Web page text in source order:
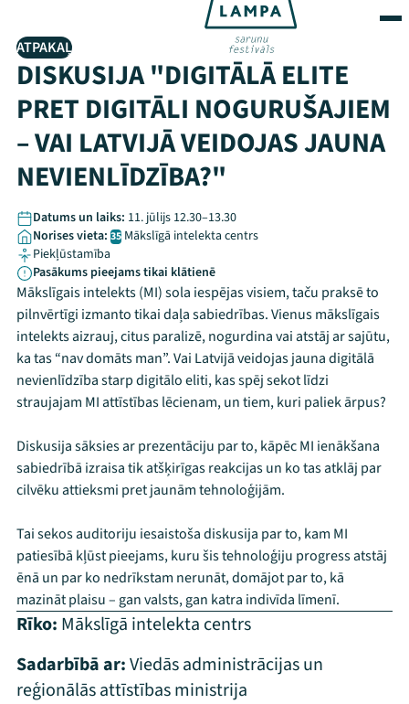
ATPAKAĻ
DISKUSIJA "DIGITĀLĀ ELITE
PRET DIGITĀLI NOGURUŠAJIEM
– VAI LATVIJĀ VEIDOJAS JAUNA
NEVIENLĪDZĪBA?"
Datums un laiks: 11. jūlijs 12.30–13.30
Norises vieta: 35 Mākslīgā intelekta centrs
Piekļūstamība
Pasākums pieejams tikai klātienē
Mākslīgais intelekts (MI) sola iespējas visiem, taču praksē to
pilnvērtīgi izmanto tikai daļa sabiedrības. Vienus mākslīgais
intelekts aizrauj, citus paralizē, nogurdina vai atstāj ar sajūtu,
ka tas “nav domāts man”. Vai Latvijā veidojas jauna digitālā
nevienlīdzība starp digitālo eliti, kas spēj sekot līdzi
straujajam MI attīstības lēcienam, un tiem, kuri paliek ārpus?
Diskusija sāksies ar prezentāciju par to, kāpēc MI ienākšana
sabiedrībā izraisa tik atšķirīgas reakcijas un ko tas atklāj par
cilvēku attieksmi pret jaunām tehnoloģijām.
Tai sekos auditoriju iesaistoša diskusija par to, kam MI
patiesībā kļūst pieejams, kuru šis tehnoloģiju progress atstāj
ēnā un par ko nedrīkstam nerunāt, domājot par to, kā
mazināt plaisu – gan valsts, gan katra indivīda līmenī.
Rīko: Mākslīgā intelekta centrs
Sadarbībā ar:Viedās administrācijas un
reģionālās attīstības ministrija